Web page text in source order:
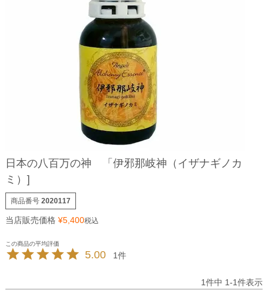
日本の八百万の神 「伊邪那岐神（イザナギノカ
ミ）]
商品番号 2020117
当店販売価格 ¥5,400税込
5.00 1
1件中 1-1件表示